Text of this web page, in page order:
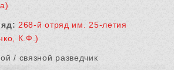
268-й отряд им. 25-летия
К.Ф.)
/ связной разведчик